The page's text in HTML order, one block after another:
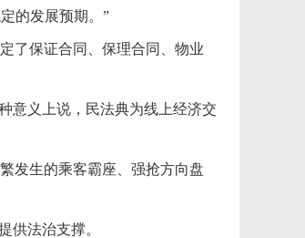
的发展预期。”
了保证合同、保理合同、物业
意义上说，民法典为线上经济交
发生的乘客霸座、强抢方向盘
供法治支撑。